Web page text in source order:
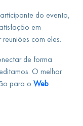
do evento,
em
com eles.
de forma
O melhor
para o Web